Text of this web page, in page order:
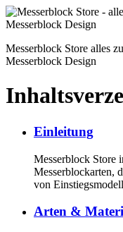
Messerblock Store alles
Messerblock Design
Einleitung
Messerblock Store
Messerblockarten,
von
Arten &